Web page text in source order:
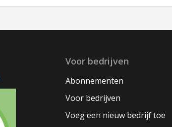
Voor bedrijven
Abonnementen
Voor bedrijven
Voeg een nieuw bedrijf toe